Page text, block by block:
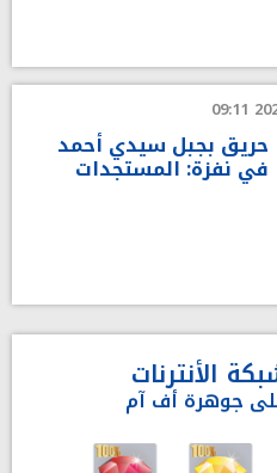
حريق بجبل سيدي أحمد
في نفزة: المستجدات
الأنترنات
جوهرة أف آم